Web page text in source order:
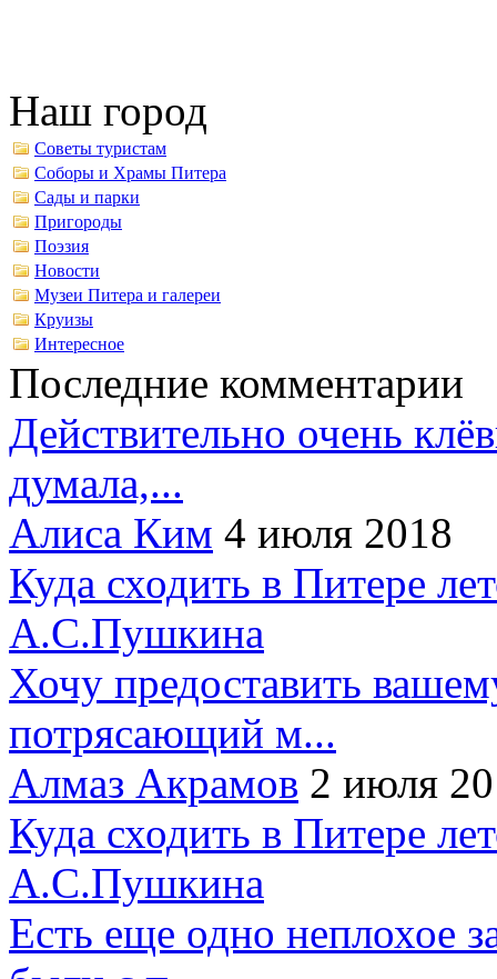
Наш город
Советы туристам
Соборы и Храмы Питера
Сады и парки
Пригороды
Поэзия
Новости
Музеи Питера и галереи
Круизы
Интересное
Последние комментарии
Действительно очень
думала,...
Алиса Ким 4 июля 2018
Куда сходить в Питере
А.С.Пушкина
Хочу предоставить
потрясающий м...
Алмаз Акрамов 2 июля
Куда сходить в Питере
А.С.Пушкина
Есть еще одно неплохое